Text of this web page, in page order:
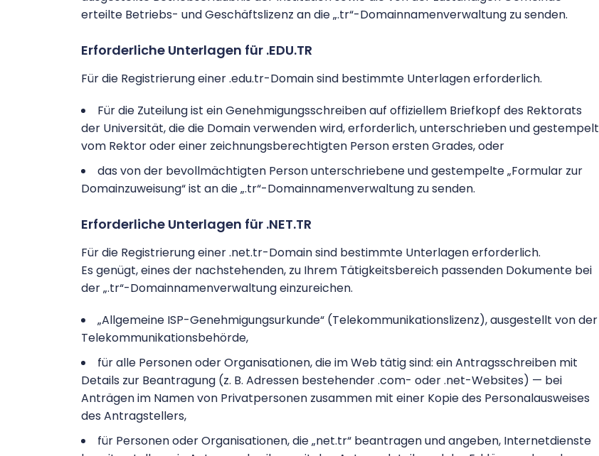
erteilte Betriebs- und Geschäftslizenz an die „.tr“-Domainnamenverwaltung zu senden.
Erforderliche Unterlagen für .EDU.TR
Für die Registrierung einer .edu.tr-Domain sind bestimmte Unterlagen erforderlich.
Für die Zuteilung ist ein Genehmigungsschreiben auf offiziellem Briefkopf des Rektorats
der Universität, die die Domain verwenden wird, erforderlich, unterschrieben und gestempelt
vom Rektor oder einer zeichnungsberechtigten Person ersten Grades, oder
das von der bevollmächtigten Person unterschriebene und gestempelte „Formular zur
Domainzuweisung“ ist an die „.tr“-Domainnamenverwaltung zu senden.
Erforderliche Unterlagen für .NET.TR
Für die Registrierung einer .net.tr-Domain sind bestimmte Unterlagen erforderlich.
Es genügt, eines der nachstehenden, zu Ihrem Tätigkeitsbereich passenden Dokumente bei
der „.tr“-Domainnamenverwaltung einzureichen.
„Allgemeine ISP-Genehmigungsurkunde“ (Telekommunikationslizenz), ausgestellt von der
Telekommunikationsbehörde,
für alle Personen oder Organisationen, die im Web tätig sind: ein Antragsschreiben mit
Details zur Beantragung (z. B. Adressen bestehender .com- oder .net-Websites) — bei
Anträgen im Namen von Privatpersonen zusammen mit einer Kopie des Personalausweises
des Antragstellers,
für Personen oder Organisationen, die „net.tr“ beantragen und angeben, Internetdienste